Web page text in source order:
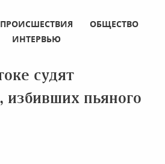
ПРОИСШЕСТВИЯ
ОБЩЕСТВО
ИНТЕРВЬЮ
судят
избивших пьяного